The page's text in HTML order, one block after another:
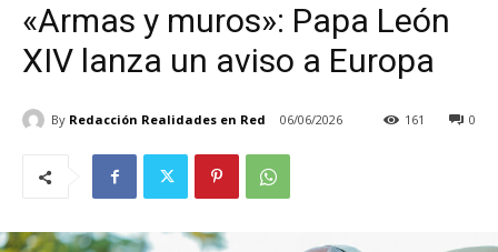
«Armas y muros»: Papa León
XIV lanza un aviso a Europa
By Redacción Realidades en Red 06/06/2026 0
161